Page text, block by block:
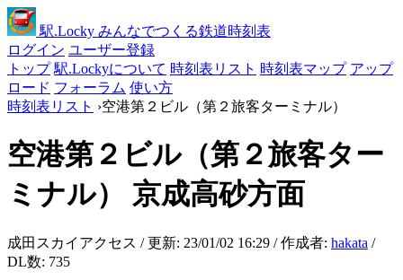
駅.Locky みんなでつくる鉄道時刻表
ログイン ユーザー登録
トップ 駅.Lockyについて 時刻表リスト 時刻表マップ アップ
ロード フォーラム 使い方
時刻表リスト ›空港第２ビル（第２旅客ターミナル）
空港第２ビル（第２旅客ター
ミナル） 京成高砂方面
成田スカイアクセス / 更新: 23/01/02 16:29 / 作成者: hakata /
DL数: 735